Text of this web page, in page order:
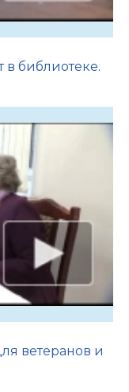
библиотеке.
ветеранов и